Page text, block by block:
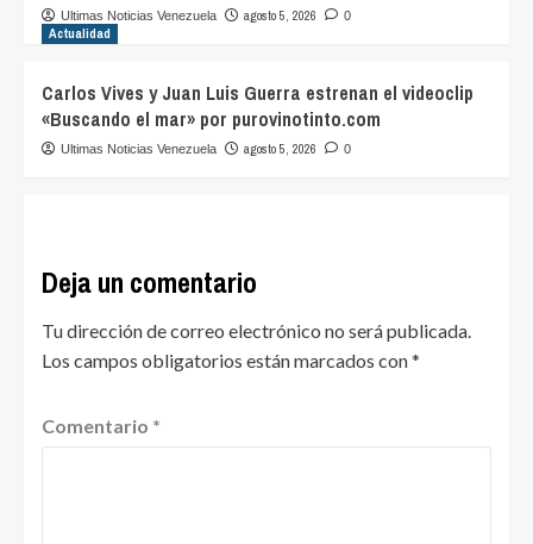
Ultimas Noticias Venezuela agosto 5, 2026 0
Actualidad
Carlos Vives y Juan Luis Guerra estrenan el videoclip
«Buscando el mar» por purovinotinto.com
Ultimas Noticias Venezuela agosto 5, 2026 0
Deja un comentario
Tu dirección de correo electrónico no será publicada.
Los campos obligatorios están marcados con*
Comentario *